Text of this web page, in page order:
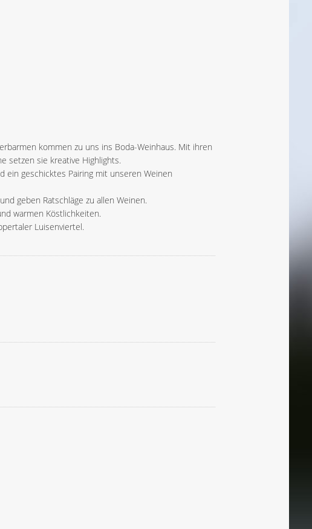
kommen zu uns ins Boda-Weinhaus. Mit ihren
setzen sie kreative Highlights.
ein geschicktes Pairing mit unseren Weinen
geben Ratschläge zu allen Weinen.
warmen Köstlichkeiten.
Luisenviertel.